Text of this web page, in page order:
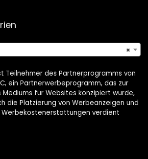
×
Teilnehmer des Partnerprogramms von
ein Partnerwerbeprogramm, das zur
für Websites konzipiert wurde,
die Platzierung von Werbeanzeigen und
Werbekostenerstattungen verdient